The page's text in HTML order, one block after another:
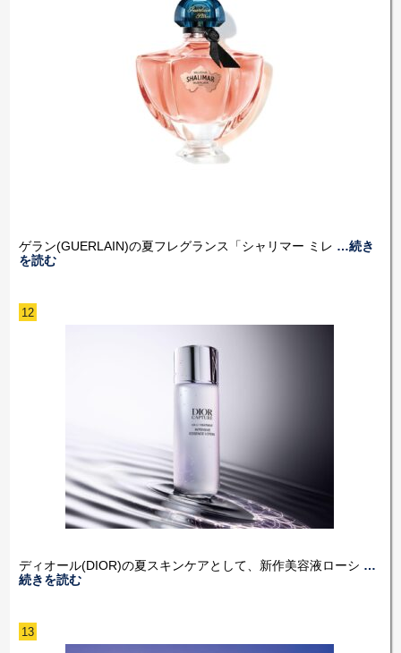
ゲラン(GUERLAIN)の夏フレグランス「シャリマー ミレ …続き
を読む
12
ディオール(DIOR)の夏スキンケアとして、新作美容液ローシ …
続きを読む
13